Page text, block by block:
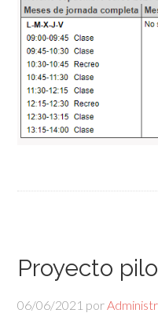
Proyecto
06/06/2021 por